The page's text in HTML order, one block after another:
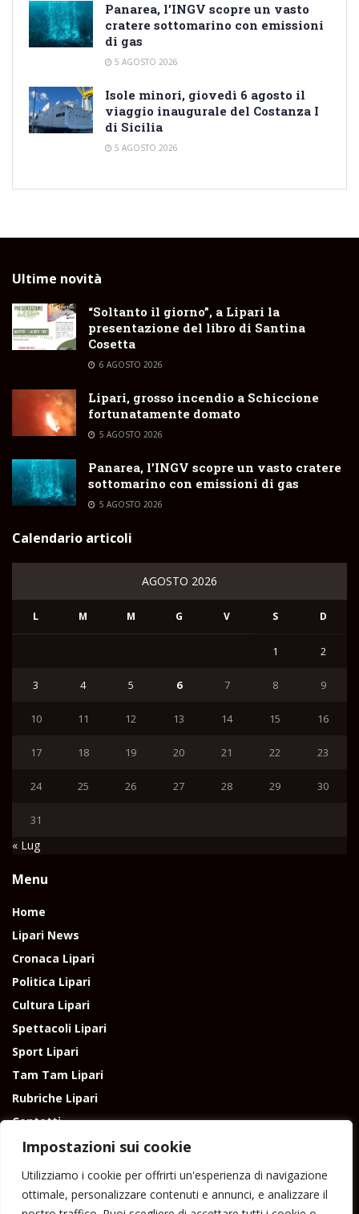
Impostazioni sui cookie
Utilizziamo i cookie per offrirti un'esperienza di navigazione
ottimale, personalizzare contenuti e annunci, e analizzare il
Panarea, l’INGV scopre un vasto
cratere sottomarino con emissioni
di gas
5 AGOSTO 2026
Isole minori, giovedì 6 agosto il
viaggio inaugurale del Costanza I
di Sicilia
5 AGOSTO 2026
Ultime novità
“Soltanto il giorno”, a Lipari la
presentazione del libro di Santina
Cosetta
6 AGOSTO 2026
Lipari, grosso incendio a Schiccione
fortunatamente domato
5 AGOSTO 2026
Panarea, l’INGV scopre un vasto cratere
sottomarino con emissioni di gas
5 AGOSTO 2026
Calendario articoli
AGOSTO 2026
L M M G V S D
1 2
3 4 5 6 7 8 9
10 11 12 13 14 15 16
17 18 19 20 21 22 23
24 25 26 27 28 29 30
31
« Lug
Menu
Home
Lipari News
Cronaca Lipari
Politica Lipari
Cultura Lipari
Spettacoli Lipari
Sport Lipari
Tam Tam Lipari
Rubriche Lipari
Contatti